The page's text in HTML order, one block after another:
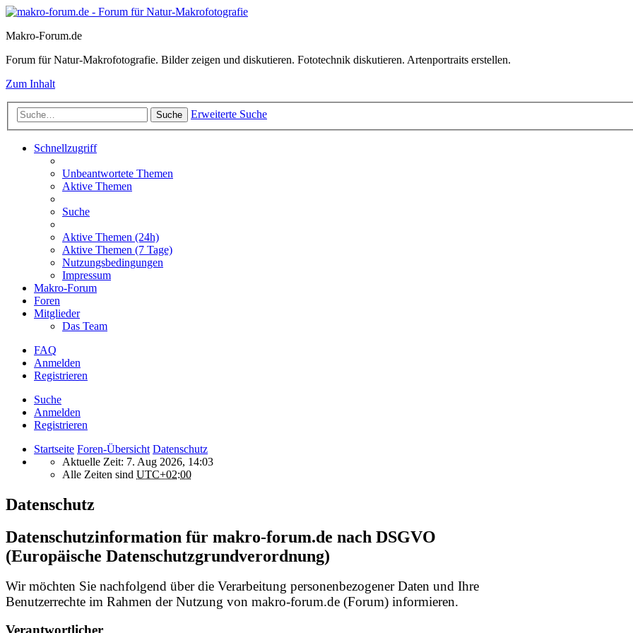
Makro-Forum.de
Forum für Natur-Makrofotografie. Bilder zeigen und diskutieren. Fototechnik diskutieren. Artenportraits erstellen.
Zum Inhalt
Suche Erweiterte Suche
Schnellzugriff
Unbeantwortete Themen
Aktive Themen
Suche
Aktive Themen (24h)
Aktive Themen (7 Tage)
Nutzungsbedingungen
Impressum
Makro-Forum
Foren
Mitglieder
Das Team
FAQ
Anmelden
Registrieren
Suche
Anmelden
Registrieren
Startseite Foren-Übersicht Datenschutz
Aktuelle Zeit: 7. Aug 2026, 14:03
Alle Zeiten sind UTC+02:00
Datenschutz
Datenschutzinformation für makro-forum.de nach DSGVO
(Europäische Datenschutzgrundverordnung)
Wir möchten Sie nachfolgend über die Verarbeitung personenbezogener Daten und Ihre
Benutzerrechte im Rahmen der Nutzung von makro-forum.de (Forum) informieren.